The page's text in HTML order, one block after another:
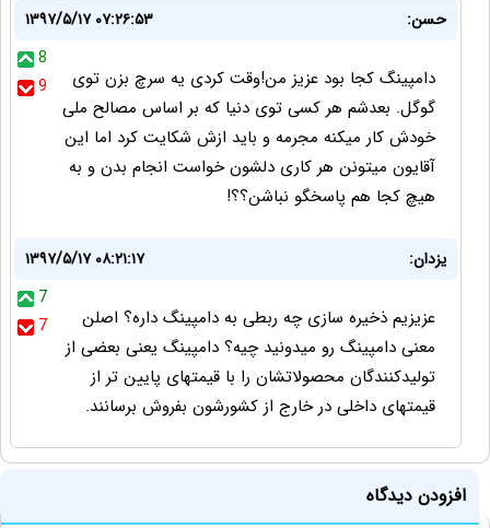
حسن:
۱۳۹۷/۵/۱۷ ۰۷:۲۶:۵۳
8
9
دامپینگ کجا بود عزیز من!وقت کردی یه سرچ بزن توی
گوگل. بعدشم هر کسی توی دنیا که بر اساس مصالح ملی
خودش کار میکنه مجرمه و باید ازش شکایت کرد اما این
آقایون میتونن هر کاری دلشون خواست انجام بدن و به
هیچ کجا هم پاسخگو نباشن؟؟!
یزدان:
۱۳۹۷/۵/۱۷ ۰۸:۲۱:۱۷
7
7
عزیزیم ذخیره سازی چه ربطی به دامپینگ داره؟ اصلن
معنی دامپینگ رو میدونید چیه؟ دامپینگ یعنی بعضی از
تولیدکنندگان محصولاتشان را با قیمتهای پایین تر از
قیمتهای داخلی در خارج از کشورشون بفروش برسانند.
افزودن دیدگاه